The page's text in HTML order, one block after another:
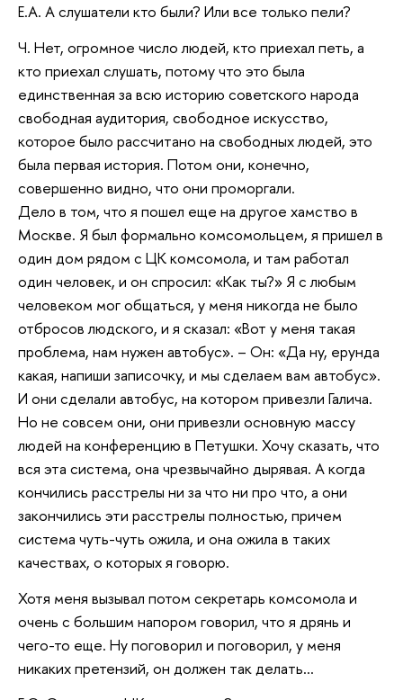
Е.А. А слушатели кто были? Или все только пели?
Ч. Нет, огромное число людей, кто приехал петь, а
кто приехал слушать, потому что это была
единственная за всю историю советского народа
свободная аудитория, свободное искусство,
которое было рассчитано на свободных людей, это
была первая история. Потом они, конечно,
совершенно видно, что они проморгали.
Дело в том, что я пошел еще на другое хамство в
Москве. Я был формально комсомольцем, я пришел в
один дом рядом с ЦК комсомола, и там работал
один человек, и он спросил: «Как ты?» Я с любым
человеком мог общаться, у меня никогда не было
отбросов людского, и я сказал: «Вот у меня такая
проблема, нам нужен автобус». – Он: «Да ну, ерунда
какая, напиши записочку, и мы сделаем вам автобус».
И они сделали автобус, на котором привезли Галича.
Но не совсем они, они привезли основную массу
людей на конференцию в Петушки. Хочу сказать, что
вся эта система, она чрезвычайно дырявая. А когда
кончились расстрелы ни за что ни про что, а они
закончились эти расстрелы полностью, причем
система чуть-чуть ожила, и она ожила в таких
качествах, о которых я говорю.
Хотя меня вызывал потом секретарь комсомола и
очень с большим напором говорил, что я дрянь и
чего-то еще. Ну поговорил и поговорил, у меня
никаких претензий, он должен так делать…